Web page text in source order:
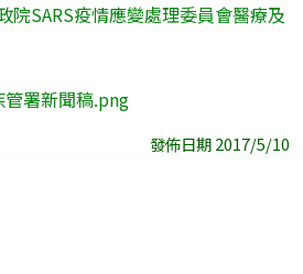
院SARS疫情應變處理委員會醫療及
署新聞稿.png
發佈日期 2017/5/10